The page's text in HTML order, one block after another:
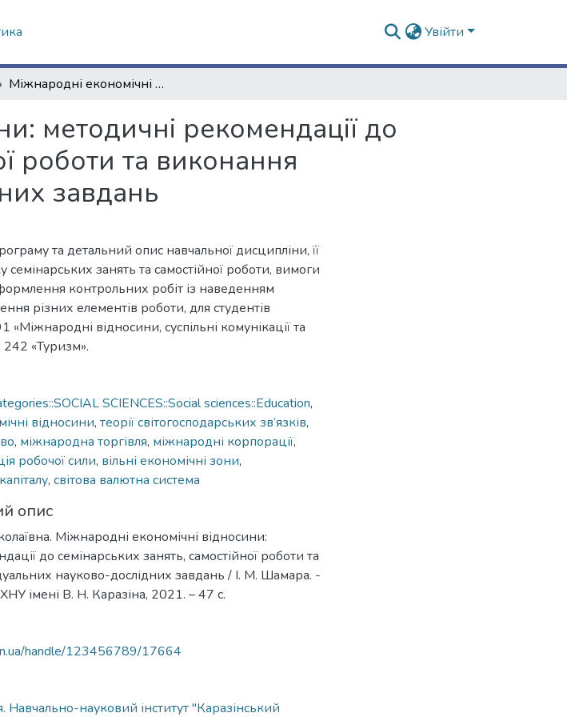
Увійти
Міжнародні економічні відносини: методичні рекомендації до семінарських занять, самостійної роботи та виконання індивідуальних науково-дослідних завдань
методичні рекомендації до
роботи та виконання
завдань
та детальний опис навчальної дисципліни, її
семінарських занять та самостійної роботи, вимоги
контрольних робіт із наведенням
різних елементів роботи, для студентів
«Міжнародні відносини, суспільні комунікації та
242 «Туризм».
SCIENCES::Social sciences::Education,
відносини, теорії світогосподарських зв’язків,
, міжнародна торгівля, міжнародні корпорації,
робочої сили, вільні економічні зони,
, світова валютна система
опис
Міжнародні економічні відносини:
до семінарських занять, самостійної роботи та
науково-дослідних завдань / І. М. Шамара. -
імені В. Н. Каразіна, 2021. – 47 с.
handle/123456789/17664
Навчально-науковий інститут "Каразінський